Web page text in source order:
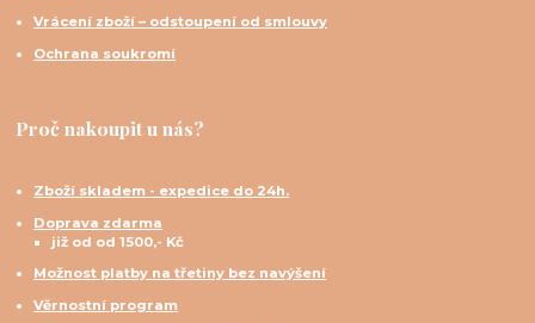
Vrácení zboží – odstoupení od smlouvy
Ochrana soukromí
Proč nakoupit u nás?
Zboží skladem - expedice do 24h.
Doprava zdarma
již od od 1500,- Kč
Možnost platby na třetiny bez navýšení
Věrnostní program